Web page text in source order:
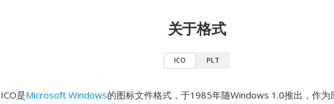
关于格式
ICO PLT
ICO是Microsoft Windows的图标文件格式，于1985年随Windows 1.0推出，作为